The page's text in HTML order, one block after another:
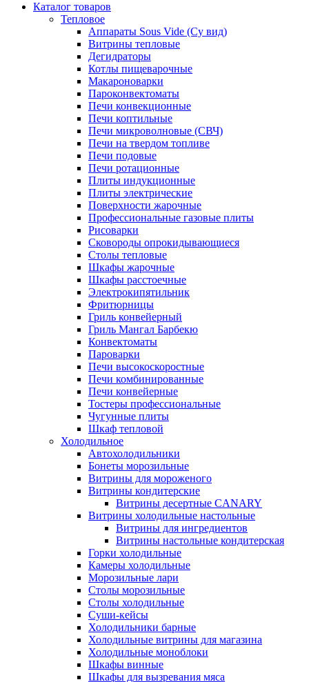
Каталог товаров
Тепловое
Аппараты Sous Vide (Су вид)
Витрины тепловые
Дегидраторы
Котлы пищеварочные
Макароноварки
Пароконвектоматы
Печи конвекционные
Печи коптильные
Печи микроволновые (СВЧ)
Печи на твердом топливе
Печи подовые
Печи ротационные
Плиты индукционные
Плиты электрические
Поверхности жарочные
Профессиональные газовые плиты
Рисоварки
Сковороды опрокидывающиеся
Столы тепловые
Шкафы жарочные
Шкафы расстоечные
Электрокипятильник
Фритюрницы
Гриль конвейерный
Гриль Мангал Барбекю
Конвектоматы
Пароварки
Печи высокоскоростные
Печи комбинированные
Печи конвейерные
Тостеры профессиональные
Чугунные плиты
Шкаф тепловой
Холодильное
Автохолодильники
Бонеты морозильные
Витрины для мороженого
Витрины кондитерские
Витрины десертные CANARY
Витрины холодильные настольные
Витрины для ингредиентов
Витрины настольные кондитерская
Горки холодильные
Камеры холодильные
Морозильные лари
Столы морозильные
Столы холодильные
Суши-кейсы
Холодильники барные
Холодильные витрины для магазина
Холодильные моноблоки
Шкафы винные
Шкафы для вызревания мяса